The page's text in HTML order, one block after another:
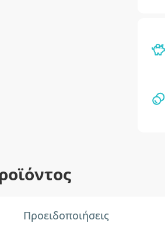
Προειδοποιήσεις